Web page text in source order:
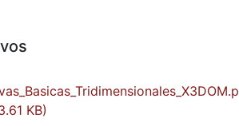
KB)